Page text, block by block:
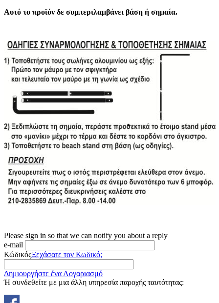
Αυτό το προϊόν δε συμπεριλαμβάνει βάση ή σημαία.
Please sign in so that we can notify you about a reply
e-mail
ΚώδικόςΞεχάσατε τον Κωδικό;
Δημιουργήστε ένα Λογαριασμό
Ή συνδεθείτε με μια άλλη υπηρεσία παροχής ταυτότητας: